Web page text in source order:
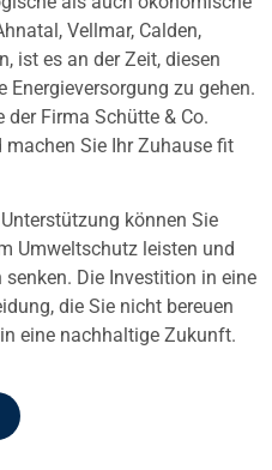
Vellmar, Calden,
ist es an der Zeit, diesen
zu gehen.
der Firma Schütte & Co.
Sie Ihr Zuhause fit
können Sie
Umweltschutz leisten und
Die Investition in eine
die Sie nicht bereuen
eine nachhaltige Zukunft.